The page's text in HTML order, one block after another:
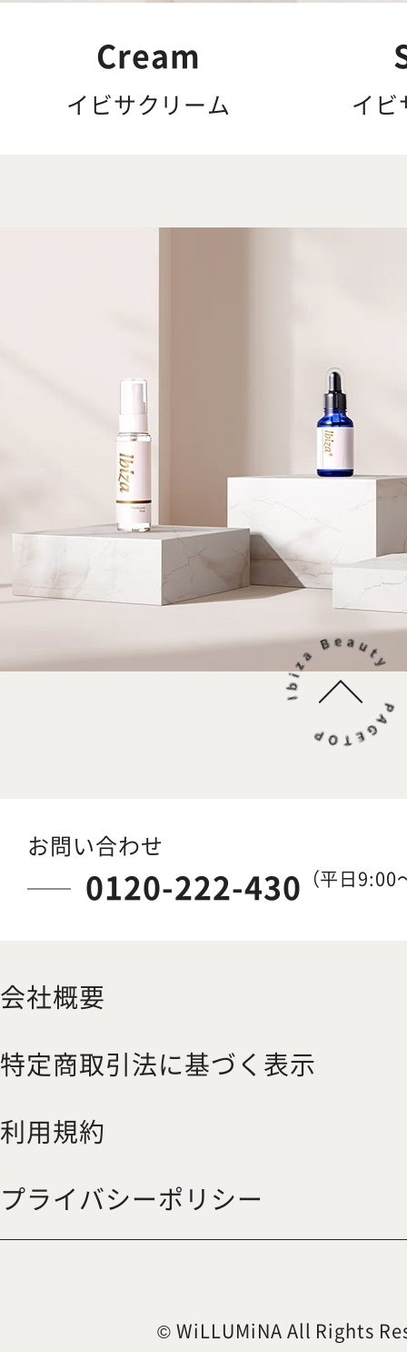
Cream
イビサクリーム イビ
お問い合わせ
0120-222-430 （平日
会社概要
特定商取引法に基づく表示
利用規約
プライバシーポリシー
© WiLLUMiNA All Rights